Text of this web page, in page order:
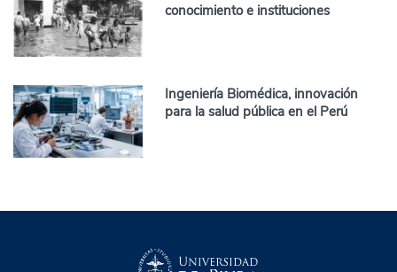
conocimiento e instituciones
Ingeniería Biomédica, innovación
para la salud pública en el Perú